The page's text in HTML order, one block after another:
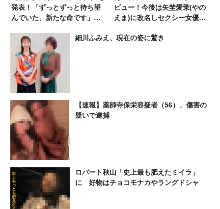
発表！「ずっとずっと待ち望
んでいた、新たな命です」
気持ちも正直あります」
ビュー！今後は矢埜愛茉(やの
えま)に改名しセクシー女優と
細川ふみえ、現在の姿に驚き
【速報】薬師寺保栄容疑者（56）、傷害の
疑いで逮捕
ロバート秋山「史上最も肥えたミイラ」
に 好物はチョコモナカやラングドシャ